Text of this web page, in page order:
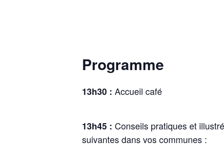
Programme
13h30 : Accueil café
13h45 : Conseils pratiques et
suivantes dans vos communes :